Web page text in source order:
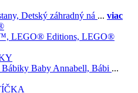
Detský záhradný ná ... viac
LEGO® Editions, LEGO®
Bábiky Baby Annabell, Bábi ...